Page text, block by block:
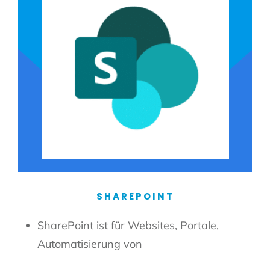
SHAREPOINT
SharePoint ist für Websites, Portale,
Automatisierung von